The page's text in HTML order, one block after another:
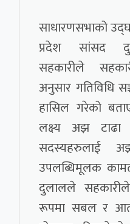
साधारणसभाको
प्रदेश सांसद
सहकारीले
अनुसार गतिविधि
हासिल गरेको
लक्ष्य अझ
सदस्यहरुलाई
उपलब्धिमूलक
दुलालले
रूपमा सबल र